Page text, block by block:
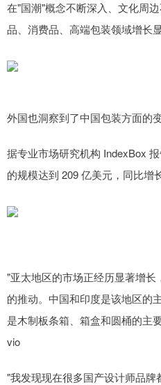
在"国潮"概念不断深入、文化周
品、消费品、高端包装领域增长显
外国也洞察到了中国包装方面的变
据专业市场研究机构 IndexBox
的规模达到 209 亿美元，同比增
"亚太地区的市场正经历显著增
的推动。中国和印度是该地区的
是木制板条箱、箱盒和圆桶的主
vio
"我发现现在很多国产设计师品